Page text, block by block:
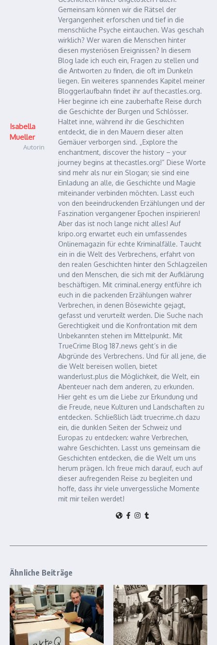
Isabella
Mueller
Autorin
Gemeinsam können wir die Rätsel der
Vergangenheit erforschen und tief in die
menschliche Psyche eintauchen. Was geschah
wirklich? Wer waren die Menschen hinter
diesen mysteriösen Ereignissen? In diesem
Blog lade ich euch ein, Fragen zu stellen und
die Antworten zu finden, die oft im Dunkeln
liegen. Ein weiteres spannendes Kapitel meiner
Bloggerlaufbahn findet ihr auf thecastles.org.
Hier beginne ich eine zauberhafte Reise durch
die Geschichte der Burgen und Schlösser.
Haltet inne, während ihr die Geschichten
entdeckt, die in den Mauern dieser alten
Gemäuer verborgen sind. „Explore the
enchantment, discover the history – your
journey begins at thecastles.org!“ Diese Worte
sind mehr als nur ein Slogan; sie sind eine
Einladung an alle, die Geschichte und Magie
miteinander verbinden möchten. Lasst euch
von den beeindruckenden Erzählungen und der
Faszination vergangener Epochen inspirieren!
Aber das ist noch lange nicht alles! Auf
kripo.org erwartet euch ein umfassendes
Onlinemagazin für echte Kriminalfälle. Taucht
ein in die Welt des Verbrechens, erfahrt von
den realen Geschichten hinter den Schlagzeilen
und den Menschen, die sich mit der Aufklärung
beschäftigen. Mit criminal.energy entführe ich
euch in die packenden Erzählungen wahrer
Verbrechen, in denen Bösewichte gejagt,
gefasst und verurteilt werden. Die Suche nach
Gerechtigkeit und die Konfrontation mit dem
Unbekannten stehen im Mittelpunkt. Mit
TrueCrime Blog 187.news geht’s in die
Abgründe des Verbrechens. Und für all jene, die
die Welt bereisen wollen, bietet
wanderlust.plus die Möglichkeit, die Welt, ein
Abenteuer nach dem anderen, zu erkunden.
Hier geht es um die Liebe zur Erkundung und
die Freude, neue Kulturen und Landschaften zu
entdecken. Schließlich lädt truecrime.ch dazu
ein, die dunklen Seiten der Schweiz und
Europas zu entdecken: wahre Verbrechen,
wahre Geschichten. Lasst uns gemeinsam die
Geschichten entdecken, die die Welt um uns
herum prägen. Ich freue mich darauf, euch auf
dieser aufregenden Reise zu begleiten und
hoffe, dass ihr viele unvergessliche Momente
mit mir teilen werdet!
Ähnliche Beiträge